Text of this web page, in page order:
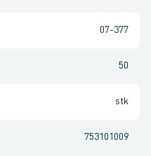
07-377
50
stk
753101009